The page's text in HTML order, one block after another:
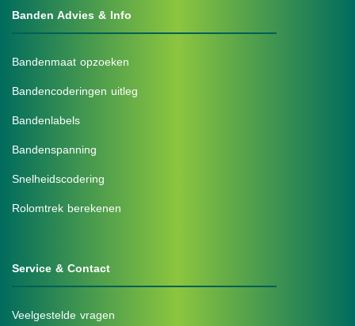
Banden Advies & Info
Bandenmaat opzoeken
Bandencoderingen uitleg
Bandenlabels
Bandenspanning
Snelheidscodering
Rolomtrek berekenen
Service & Contact
Veelgestelde vragen